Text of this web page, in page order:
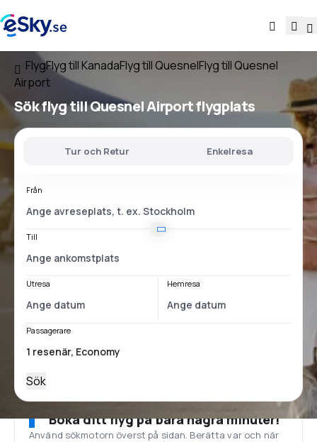
FlygFlyg till KanadaFlyg till QuesnelFlyg till Quesnel
Airport
Sök flygtillQuesnel Airportflygplats
Tur och Retur Enkelresa
Från
Till
Utresa Hemresa
Passagerare
Sök
Boka ditt flyg på bara några minuter!
Använd sökmotorn överst på sidan. Berätta var och när